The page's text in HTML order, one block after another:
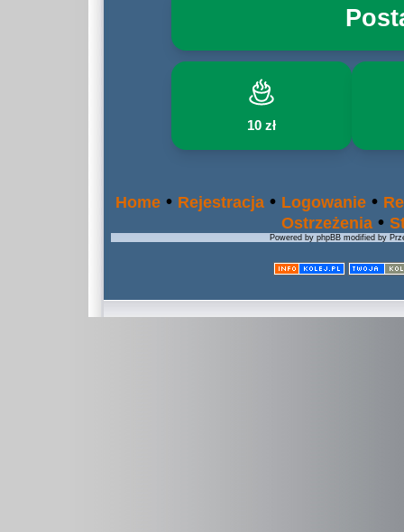
10 zł
Home • Rejestracja • Logowanie •
Ostrzeżenia •
Powered by phpBB modified by